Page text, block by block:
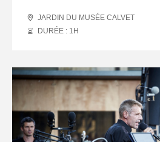
JARDIN DU MUSÉE CALVET
DURÉE : 1 H